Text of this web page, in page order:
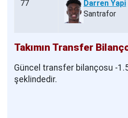
77
Darren Yapi
Santrafor
Takımın Transfer
Güncel transfer bilançosu -
şeklindedir.